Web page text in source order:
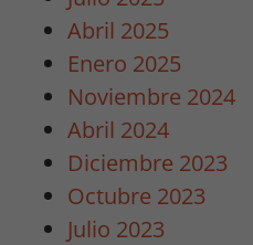
Abril 2025
Enero 2025
Noviembre 2024
Abril 2024
Diciembre 2023
Octubre 2023
Julio 2023